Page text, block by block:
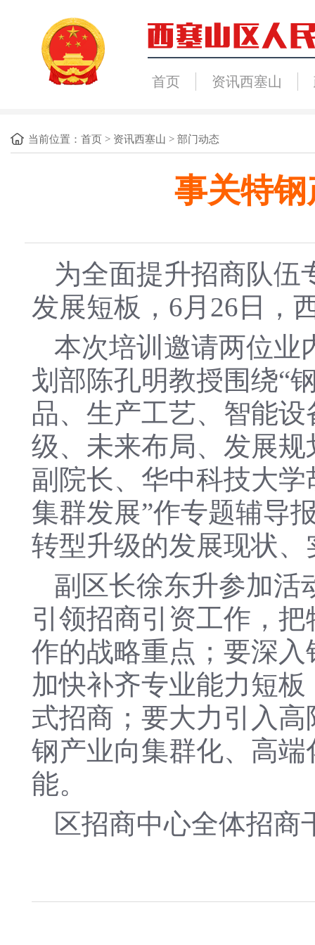
首页 资讯西塞山
当前位置： 首页 > 资讯西塞山 > 部门动态
事关特
为全面提升招商队伍
发展短板，6月26日，
本次培训邀请两位业
划部陈孔明教授围绕“
品、生产工艺、智能
级、未来布局、发展
副院长、华中科技大
集群发展”作专题辅导
转型升级的发展现状
副区长徐东升参加活
引领招商引资工作，
作的战略重点；要深
加快补齐专业能力短
式招商；要大力引入
钢产业向集群化、高
能。
区招商中心全体招商